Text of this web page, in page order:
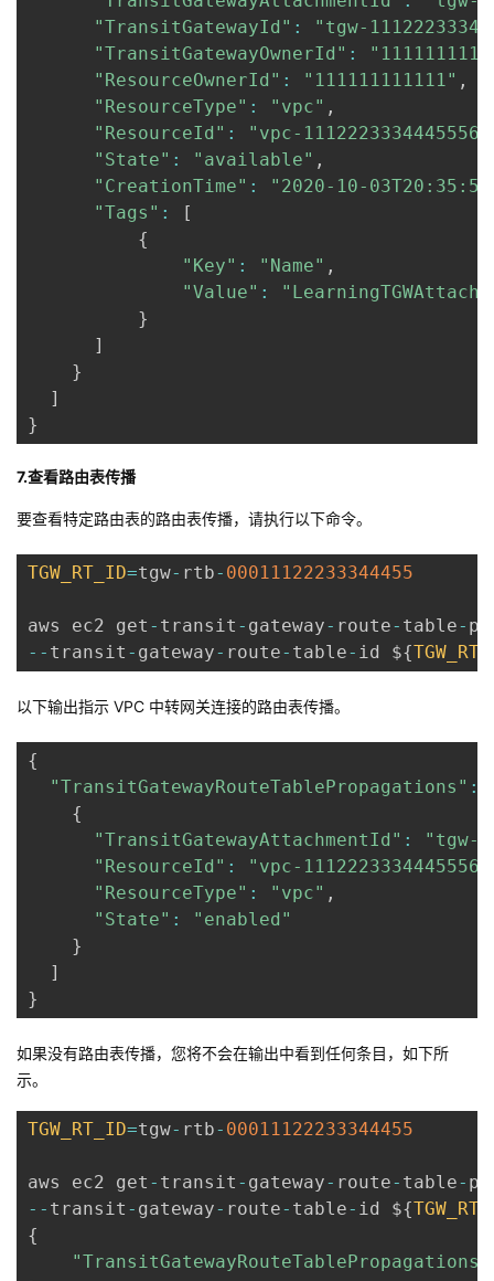
"TransitGatewayId" :
"tgw-
"TransitGatewayOwnerId" :
"ResourceOwnerId" : "111111111111" ,
"ResourceType" : "vpc" ,
"ResourceId" :
"vpc-
"State" : "available" ,
"CreationTime" :
"2020-10-
"Tags" :
[
{
"Key" : "Name" ,
"Value" :
}
]
}
]
}
7.查看路由表传播
要查看特定路由表的路由表传播，请执行以下命令。
TGW_RT_ID=tgw- rtb- 00011122233344455
aws ec2 get - transit - gateway- route- table-
-- transit - gateway- route- table- id ${
以下输出指示 VPC 中转网关连接的路由表传播。
{
"TransitGatewayRouteTablePropagations" :
{
"TransitGatewayAttachmentId" :
"tgw-
"ResourceId" :
"vpc-
"ResourceType" : "vpc" ,
"State" :
"enabled"
}
]
}
如果没有路由表传播，您将不会在输出中看到任何条目，如下所
示。
TGW_RT_ID=tgw- rtb- 00011122233344455
aws ec2 get - transit - gateway- route- table-
-- transit - gateway- route- table- id ${
{
"TransitGatewayRouteTablePropagations"